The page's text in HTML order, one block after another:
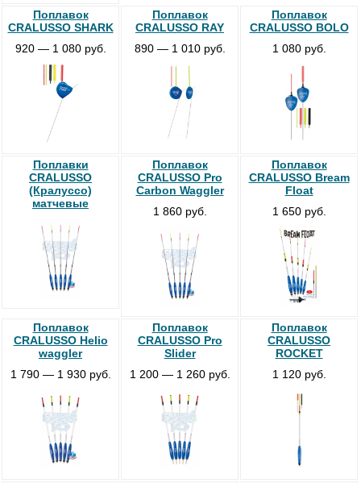
Поплавок
CRALUSSO SHARK
920 — 1 080 руб.
Поплавок
CRALUSSO RAY
890 — 1 010 руб.
Поплавок
CRALUSSO BOLO
1 080 руб.
Поплавки
CRALUSSO
(Кралуссо)
матчевые
Поплавок
CRALUSSO Pro
Carbon Waggler
1 860 руб.
Поплавок
CRALUSSO Bream
Float
1 650 руб.
Поплавок
CRALUSSO Helio
waggler
1 790 — 1 930 руб.
Поплавок
CRALUSSO Pro
Slider
1 200 — 1 260 руб.
Поплавок
CRALUSSO
ROCKET
1 120 руб.